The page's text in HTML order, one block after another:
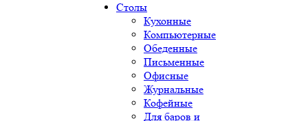
Столы
Кухонные
Компьютерные
Обеденные
Письменные
Офисные
Журнальные
Кофейные
Для баров и